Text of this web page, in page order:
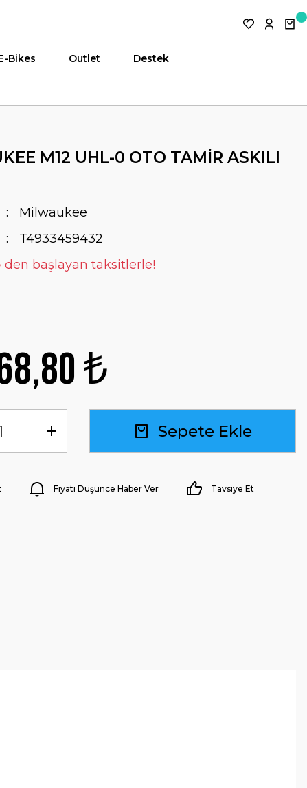
Bikes Outlet Destek
M12 UHL-0 OTO TAMİR ASKILI
Milwaukee
T4933459432
den başlayan taksitlerle!
₺
Sepete Ekle
Fiyatı Düşünce Haber Ver Tavsiye Et